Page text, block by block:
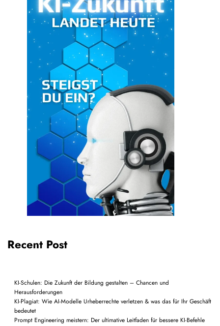
Recent Post
KI-Schulen: Die Zukunft der Bildung gestalten – Chancen und
Herausforderungen
KI-Plagiat: Wie AI-Modelle Urheberrechte verletzen & was das für Ihr Geschäft
bedeutet
Prompt Engineering meistern: Der ultimative Leitfaden für bessere KI-Befehle